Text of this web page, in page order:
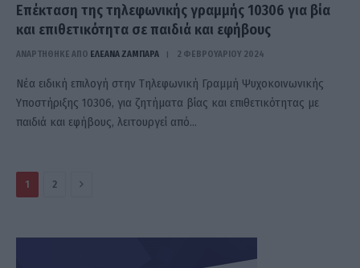
Επέκταση της τηλεφωνικής γραμμής 10306 για βία
και επιθετικότητα σε παιδιά και εφήβους
ΑΝΑΡΤΗΘΗΚΕ ΑΠΟ ΕΛΕΑΝΑ ΖΑΜΠΑΡΑ 2 ΦΕΒΡΟΥΑΡΊΟΥ 2024
Νέα ειδική επιλογή στην Τηλεφωνική Γραμμή Ψυχοκοινωνικής
Υποστήριξης 10306, για ζητήματα βίας και επιθετικότητας με
παιδιά και εφήβους, λειτουργεί από…
1 2 Επόμενο